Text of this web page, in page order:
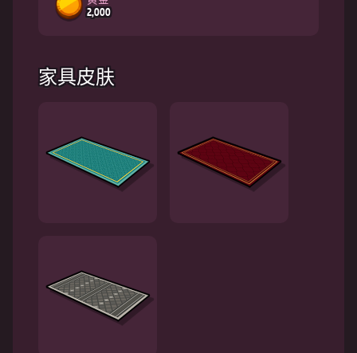
2,000
家具皮肤